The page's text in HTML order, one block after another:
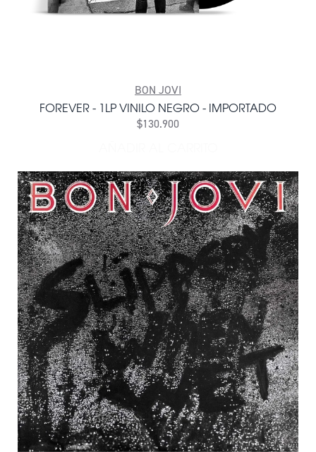
BON JOVI
FOREVER - 1LP VINILO NEGRO - IMPORTADO
$130.900